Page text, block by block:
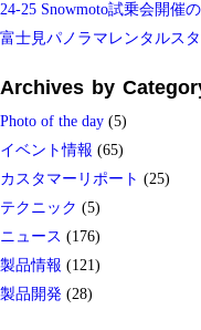
24-25 Snowmoto試乗会開催
富士見パノラマレンタルスタ
Archives by
Photo of the day (5)
イベント情報 (65)
カスタマーリポート (25)
テクニック (5)
ニュース (176)
製品情報 (121)
製品開発 (28)